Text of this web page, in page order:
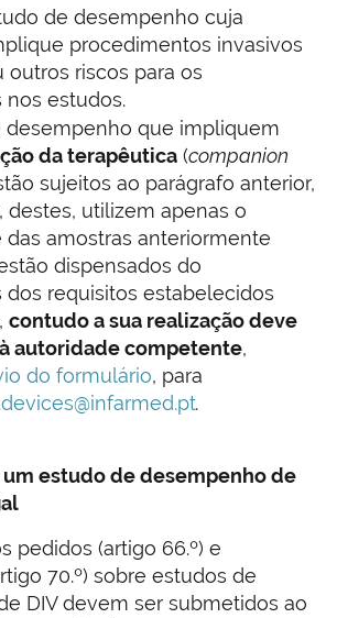
de desempenho cuja
procedimentos invasivos
outros riscos para os
nos estudos.
desempenho que impliquem
da terapêutica (companion
sujeitos ao parágrafo anterior,
destes, utilizem apenas o
amostras anteriormente
dispensados do
requisitos estabelecidos
contudo a sua realização deve
autoridade competente,
do formulário, para
.
um estudo de desempenho de
pedidos (artigo 66.º) e
70.º) sobre estudos de
DIV devem ser submetidos ao